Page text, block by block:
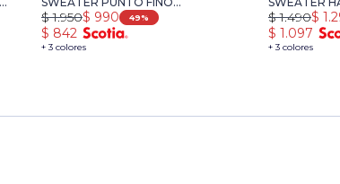
HARRINGTON LABEL - AZUL
OSCURO
+ 3 colores
$ 990
$ 1.950 49
$ 842
AZUL
+ 3 colores
$
$ 1.490
$ 1.097